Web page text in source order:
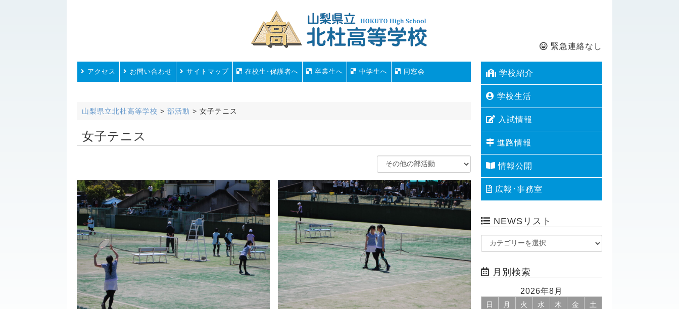
緊急連絡なし
アクセス お問い合わせ サイトマップ 在校生･保護者へ 卒業生へ 中学生へ 同窓会
山梨県立北杜高等学校 > 部活動 > 女子テニス
女子テニス
学校紹介
学校生活
入試情報
進路情報
情報公開
広報･事務室
NEWSリスト
月別検索
2026年8月
日 月 火 水 木 金 土